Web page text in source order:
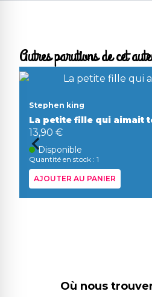
Autres parutions de cet
Stephen king
La petite fille qui aimait
13,90 €
Disponible
Quantité en stock : 1
AJOUTER AU PANIER
Où nous